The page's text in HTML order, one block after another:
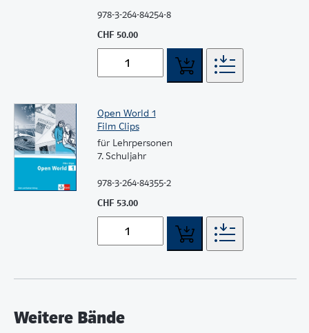
978-3-264-84254-8
CHF 50.00
Open World 1
Film Clips
für Lehrpersonen
7. Schuljahr
978-3-264-84355-2
CHF 53.00
Weitere Bände